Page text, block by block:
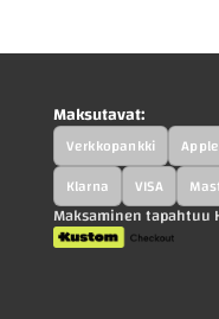
Maksutavat:
Verkkopankki
Klarna
VISA
Maksaminen tapahtuu